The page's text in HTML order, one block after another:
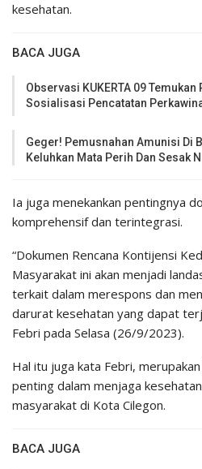
kesehatan.
BACA JUGA
Observasi KUKERTA 09
Sosialisasi Pencatatan
Geger! Pemusnahan Amunisi Di
Keluhkan Mata Perih Dan Sesak
Ia juga menekankan pentingnya
komprehensif dan terintegrasi.
“Dokumen Rencana Kontijensi
Masyarakat ini akan menjadi
terkait dalam merespons dan
darurat kesehatan yang dapat
Febri pada Selasa (26/9/2023).
Hal itu juga kata Febri,
penting dalam menjaga
masyarakat di Kota Cilegon.
BACA JUGA